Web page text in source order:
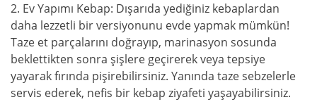
2. Ev Yapımı Kebap: Dışarıda yediğiniz kebaplardan
daha lezzetli bir versiyonunu evde yapmak mümkün!
Taze et parçalarını doğrayıp, marinasyon sosunda
beklettikten sonra şişlere geçirerek veya tepsiye
yayarak fırında pişirebilirsiniz. Yanında taze sebzelerle
servis ederek, nefis bir kebap ziyafeti yaşayabilirsiniz.